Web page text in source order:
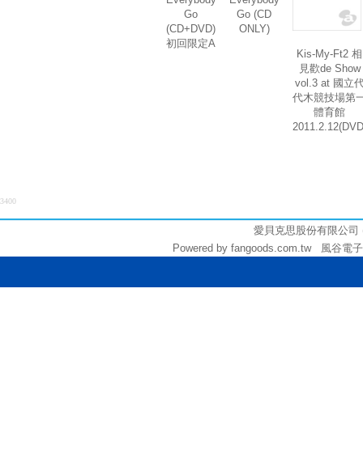
Go
(CD+DVD)
初回限定A
Go (CD
ONLY)
Kis-My-Ft2 相
見歡de Show
vol.3 at 國立
代木競技場第
體育館
3400
愛貝克思股份有限公
Powered by fangoods.com.tw 風谷電子商